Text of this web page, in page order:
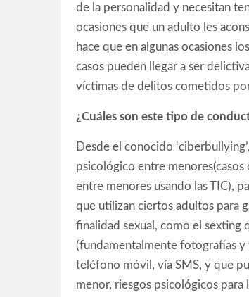
de la personalidad y necesitan
ocasiones que un adulto les
hace que en algunas ocasiones
casos pueden llegar a ser
víctimas de delitos cometidos
¿Cuáles son este tipo de
Desde el conocido
psicológico entre
entre menores usando las TIC),
que utilizan ciertos adultos para
finalidad sexual, como el sexting
(fundamentalmente fotografías y
teléfono móvil, vía SMS, y que
menor, riesgos psicológicos